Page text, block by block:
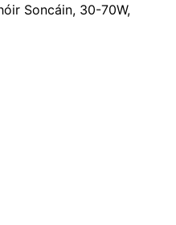
Soncáin, 30-70W,